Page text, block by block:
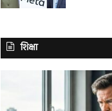
शिक्षा